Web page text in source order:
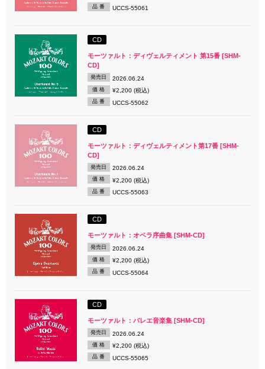
品 番 UCCS-55061
CD
モーツァルト：ディヴェルティメント 第15番 [SHM-
CD]
発売日 2026.06.24
価 格 ¥2,200 (税込)
品 番 UCCS-55062
CD
モーツァルト：ディヴェルティメント第17番 [SHM-
CD]
発売日 2026.06.24
価 格 ¥2,200 (税込)
品 番 UCCS-55063
CD
モーツァルト：オペラ序曲集 [SHM-CD]
発売日 2026.06.24
価 格 ¥2,200 (税込)
品 番 UCCS-55064
CD
モーツァルト：バレエ音楽集 [SHM-CD]
発売日 2026.06.24
価 格 ¥2,200 (税込)
品 番 UCCS-55065